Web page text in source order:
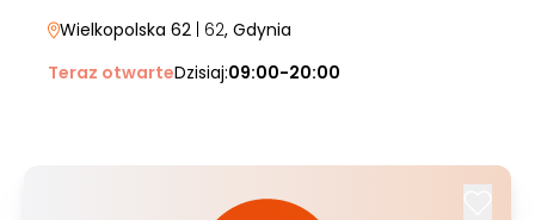
Wielkopolska 62 | 62, Gdynia
Teraz otwarteDzisiaj:09:00-20:00